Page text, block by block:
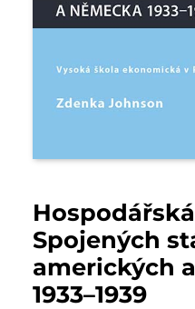
Spojených
amerických
1933–1939